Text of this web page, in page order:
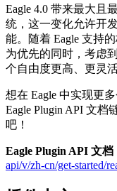
Eagle 4.0 带来最大且
统，这一变化允许开
能。随着 Eagle 支持
为优先的同时，考虑
个自由度更高、更灵
想在 Eagle 中实现更
Eagle Plugin API 文档
吧！
Eagle Plugin API 文档
api/v/zh-cn/get-started/